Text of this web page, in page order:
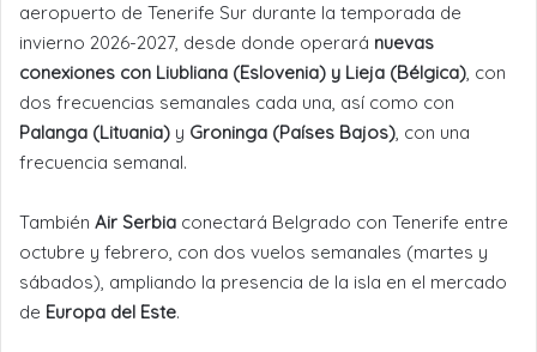
aeropuerto de Tenerife Sur durante la temporada de
invierno 2026-2027, desde donde operará nuevas
conexiones con Liubliana (Eslovenia) y Lieja (Bélgica), con
dos frecuencias semanales cada una, así como con
Palanga (Lituania) y Groninga (Países Bajos), con una
frecuencia semanal.
También Air Serbia conectará Belgrado con Tenerife entre
octubre y febrero, con dos vuelos semanales (martes y
sábados), ampliando la presencia de la isla en el mercado
de Europa del Este.